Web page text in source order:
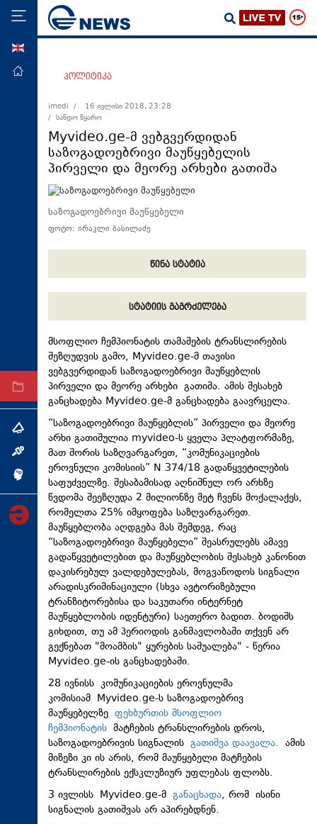
მთავარი
ეკონომიკა
მსოფლიო
ჯანდაცვა
საზოგადოება
სამართალი
ტაბლოიდი
არქივი
ინტერვიუ
პოლიტიკა
imedi /
16 ივლისი 2018, 23:28
/ სანდო წყარო
Myvideo.ge-მ ვებგვერდიდან
საზოგადოებრივი მაუწყებელის
პირველი და მეორე არხები გათიშა
საზოგადოებრივი მაუწყებელი
ფოტო: ირაკლი ბასილაძე
წინა სტატია
სტატიის გაგრძელება
მსოფლიო ჩემპიონატის თამაშების ტრანსლირების
შეზღუდვის გამო, Myvideo.ge-მ თავისი
ვებგვერდიდან საზოგადოებრივი მაუწყებლის
პირველი და მეორე არხები გათიშა. ამის შესახებ
განცხადება Myvideo.ge-მ განცხადება გაავრცელა.
“საზოგადოებრივი მაუწყებლის” პირველი და მეორე
არხი გათიშულია myvideo-ს ყველა პლატფორმაზე,
მათ შორის საზღვარგარეთ, “კომუნიკაციების
ეროვნული კომისიის” N 374/18 გადაწყვეტილების
საფუძველზე. შესაბამისად აღნიშნულ ორ არხზე
წვდომა შეეზღუდა 2 მილიონზე მეტ ჩვენს მოქალაქეს,
რომელთა 25% იმყოფება საზღვარგარეთ.
მაუწყებლობა აღდგება მას შემდეგ, რაც
“საზოგადოებრივი მაუწყებელი” შეასრულებს ამავე
გადაწყვეტილებით და მაუწყებლობის შესახებ კანონით
დაკისრებულ ვალდებულებას, მოგვაწოდოს სიგნალი
არადისკრიმინაციული (სხვა ავტორიზებული
ტრანზიტორებისა და საკუთარი ინტერნეტ
მაუწყებლობის იდენტური) საეთერო ბადით. ბოდიშს
გიხდით, თუ ამ პერიოდის განმავლობაში თქვენ არ
გექნებათ "მოამბის" ყურების საშუალება" - წერია
Myvideo.ge-ის განცხადებაში.
28 ივნისს კომუნიკაციების ეროვნულმა
კომისიამ Myvideo.ge-ს საზოგადოებრივ
მაუწყებელზე ფეხბურთის მსოფლიო
ჩემპიონატის მატჩების ტრანსლირების დროს,
საზოგადოებრივის სიგნალის გათიშვა დაავალა. ამის
მიზეზი კი ის არის, რომ მაუწყებელი მატჩების
ტრანსლირების ექსკლუზიურ უფლებას ფლობს.
3 ივლისს Myvideo.ge-მ განაცხადა, რომ ისინი
სიგნალის გათიშვას არ აპირებდნენ.